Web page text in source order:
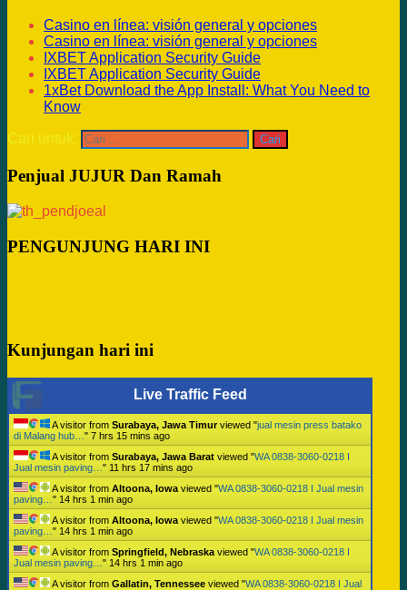
Casino en línea: visión general y opciones
Casino en línea: visión general y opciones
IXBET Application Security Guide
IXBET Application Security Guide
1xBet Download the App Install: What You Need to
Know
Cari untuk:
Penjual JUJUR Dan Ramah
PENGUNJUNG HARI INI
Kunjungan hari ini
Live Traffic Feed
A visitor from Surabaya, Jawa Timurviewed "jual mesin press batako
di Malang hub… " 7 hrs 15 mins ago
A visitor from Surabaya, Jawa Barat viewed "WA 0838-3060-0218 I
Jual mesin paving… " 11 hrs 17 mins ago
A visitor from Altoona, Iowa viewed "WA 0838-3060-0218 I Jual mesin
paving… " 14 hrs 1 min ago
A visitor from Altoona, Iowa viewed "WA 0838-3060-0218 I Jual mesin
paving… " 14 hrs 1 min ago
A visitor from Springfield, Nebraska viewed "WA 0838-3060-0218 I
Jual mesin paving… " 14 hrs 1 min ago
A visitor from Gallatin, Tennessee viewed "WA 0838-3060-0218 I Jual